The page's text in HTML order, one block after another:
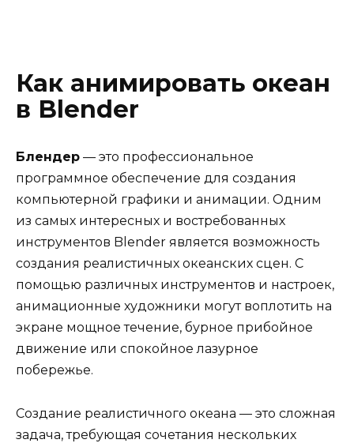
Как анимировать океан
в Blender
Блендер — это профессиональное
программное обеспечение для создания
компьютерной графики и анимации. Одним
из самых интересных и востребованных
инструментов Blender является возможность
создания реалистичных океанских сцен. С
помощью различных инструментов и настроек,
анимационные художники могут воплотить на
экране мощное течение, бурное прибойное
движение или спокойное лазурное
побережье.
Создание реалистичного океана — это сложная
задача, требующая сочетания нескольких